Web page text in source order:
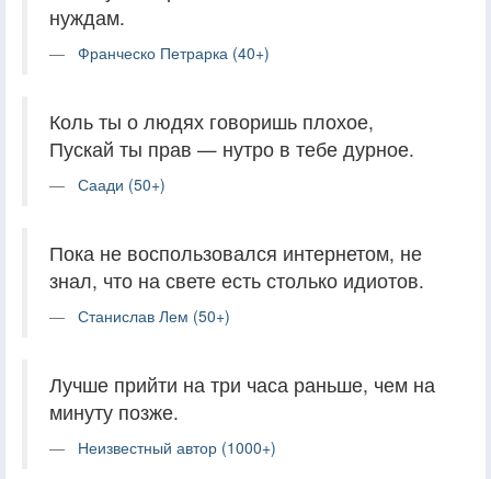
нуждам.
Франческо Петрарка (40+)
Коль ты о людях говоришь плохое,
Пускай ты прав — нутро в тебе дурное.
Саади (50+)
Пока не воспользовался интернетом, не
знал, что на свете есть столько идиотов.
Станислав Лем (50+)
Лучше прийти на три часа раньше, чем на
минуту позже.
Неизвестный автор (1000+)